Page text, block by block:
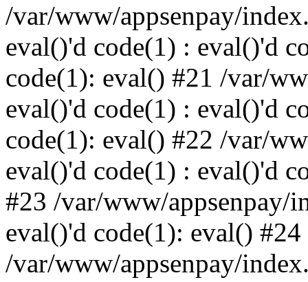
/var/www/appsenpay/
eval()'d code(1) : eval()'d
code(1): eval() #21 /var/
eval()'d code(1) : eval()'d
code(1): eval() #22 /var/
eval()'d code(1) : eval()'d
#23 /var/www/appsenpay/
eval()'d code(1): eval() #24
/var/www/appsenpay/